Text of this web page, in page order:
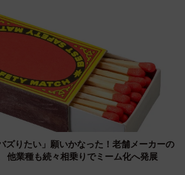
ズりたい」願いかなった！老舗メーカーの
業種も続々相乗りでミーム化へ発展